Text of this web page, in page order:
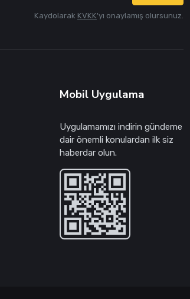
Kaydolarak KVKK'yı onaylamış olursunuz.
Mobil Uygulama
Uygulamamızı indirin gündeme
dair önemli konulardan ilk siz
haberdar olun.